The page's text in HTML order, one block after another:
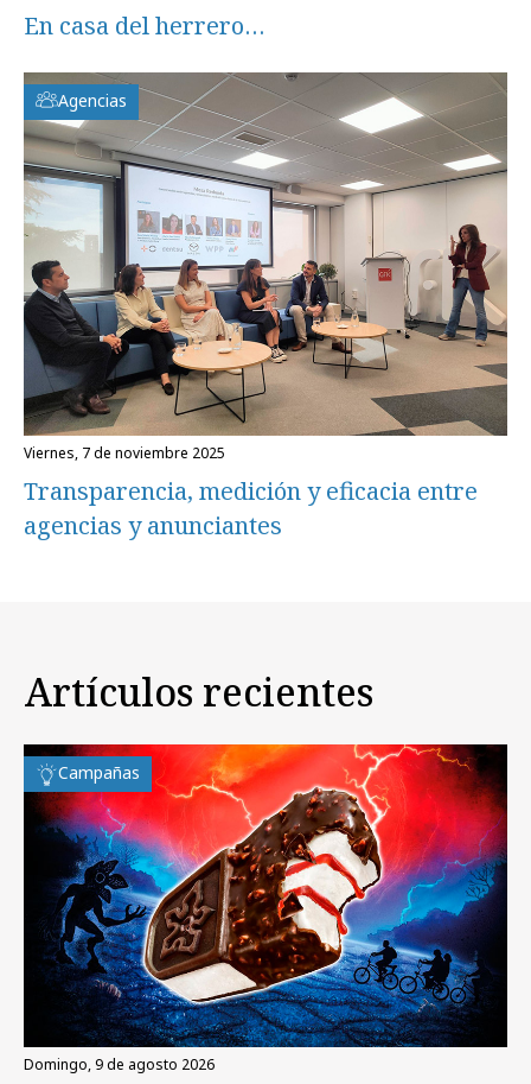
En casa del herrero…
Agencias
viernes, 7 de noviembre 2025
Transparencia, medición y eficacia entre
agencias y anunciantes
Artículos recientes
Campañas
domingo, 9 de agosto 2026